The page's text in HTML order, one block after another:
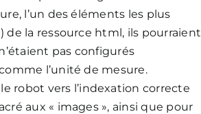
l’un des éléments les plus
de la ressource html, ils pourraient
pas configurés
l’unité de mesure.
robot vers l’indexation correcte
aux « images », ainsi que pour